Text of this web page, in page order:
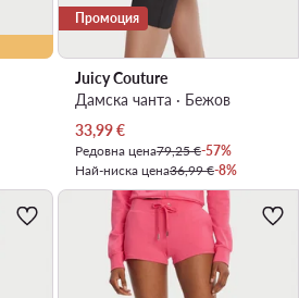
Промоция
Juicy Couture
Дамска чанта · Бежов
Актуална цена
33,99€
Редовна цена79,25 €-57%
Най-ниска цена36,99 €-8%